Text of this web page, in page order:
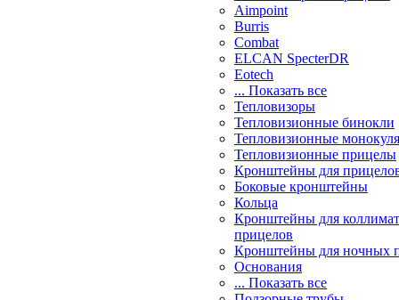
Aimpoint
Burris
Combat
ELCAN SpecterDR
Eotech
... Показать все
Тепловизоры
Тепловизионные бинокли
Тепловизионные
Тепловизионные прицелы
Кронштейны для
Боковые кронштейны
Кольца
Кронштейны для
прицелов
Кронштейны для ночных
Основания
... Показать все